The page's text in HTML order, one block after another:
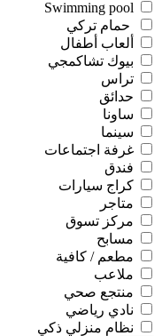
حمام تركي
ألعاب أطفال
بيوك تشاكمجي
تراس
حدائق
ساونا
سينما
غرفة اجتماعات
فندق
كراج سيارات
متاجر
مركز تسوق
مسابح
مطعم / كافية
ملاعب
منتجع صحي
نادي رياضي
نظام منزلي ذكي